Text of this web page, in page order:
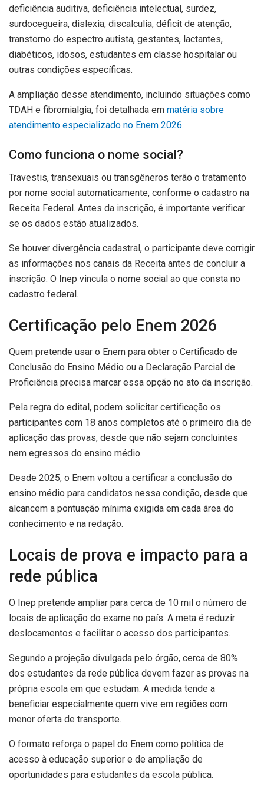
deficiência auditiva, deficiência intelectual, surdez,
surdocegueira, dislexia, discalculia, déficit de atenção,
transtorno do espectro autista, gestantes, lactantes,
diabéticos, idosos, estudantes em classe hospitalar ou
outras condições específicas.
A ampliação desse atendimento, incluindo situações como
TDAH e fibromialgia, foi detalhada em matéria sobre
atendimento especializado no Enem 2026.
Como funciona o nome social?
Travestis, transexuais ou transgêneros terão o tratamento
por nome social automaticamente, conforme o cadastro na
Receita Federal. Antes da inscrição, é importante verificar
se os dados estão atualizados.
Se houver divergência cadastral, o participante deve corrigir
as informações nos canais da Receita antes de concluir a
inscrição. O Inep vincula o nome social ao que consta no
cadastro federal.
Certificação pelo Enem 2026
Quem pretende usar o Enem para obter o Certificado de
Conclusão do Ensino Médio ou a Declaração Parcial de
Proficiência precisa marcar essa opção no ato da inscrição.
Pela regra do edital, podem solicitar certificação os
participantes com 18 anos completos até o primeiro dia de
aplicação das provas, desde que não sejam concluintes
nem egressos do ensino médio.
Desde 2025, o Enem voltou a certificar a conclusão do
ensino médio para candidatos nessa condição, desde que
alcancem a pontuação mínima exigida em cada área do
conhecimento e na redação.
Locais de prova e impacto para a
rede pública
O Inep pretende ampliar para cerca de 10 mil o número de
locais de aplicação do exame no país. A meta é reduzir
deslocamentos e facilitar o acesso dos participantes.
Segundo a projeção divulgada pelo órgão, cerca de 80%
dos estudantes da rede pública devem fazer as provas na
própria escola em que estudam. A medida tende a
beneficiar especialmente quem vive em regiões com
menor oferta de transporte.
O formato reforça o papel do Enem como política de
acesso à educação superior e de ampliação de
oportunidades para estudantes da escola pública.